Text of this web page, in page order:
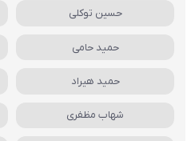
حسین توکلی
حمید حامی
حمید هیراد
شهاب مظفری